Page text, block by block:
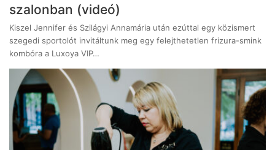
szalonban (videó)
Kiszel Jennifer és Szilágyi Annamária után ezúttal egy közismert
szegedi sportolót invitáltunk meg egy felejthetetlen frizura-smink
kombóra a Luxoya VIP…